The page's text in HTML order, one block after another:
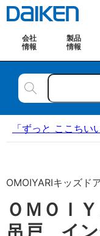
会社
情報
製品
情報
「ずっと ここち
OMOIYARIキッズド
ＯＭＯＩ
吊戸 イ